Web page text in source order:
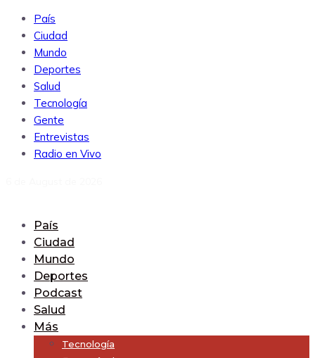
País
Ciudad
Mundo
Deportes
Salud
Tecnología
Gente
Entrevistas
Radio en Vivo
País
Ciudad
Mundo
Deportes
Podcast
Salud
Más
Tecnología